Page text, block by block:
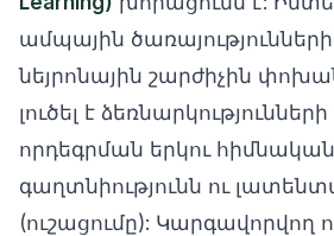
ամպային
նեյրոնային շարժիչին
լուծել է
որդեգրման երկու
գաղտնիությունն ու
(ուշացումը): Կարգավորվող